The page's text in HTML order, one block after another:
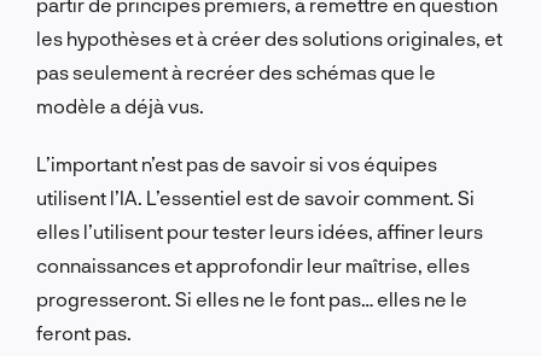
les hypothèses et à créer des solutions originales, et
pas seulement à recréer des schémas que le
modèle a déjà vus.
L’important n’est pas de savoir si vos équipes
utilisent l’IA. L’essentiel est de savoir comment. Si
elles l’utilisent pour tester leurs idées, affiner leurs
connaissances et approfondir leur maîtrise, elles
progresseront. Si elles ne le font pas… elles ne le
feront pas.